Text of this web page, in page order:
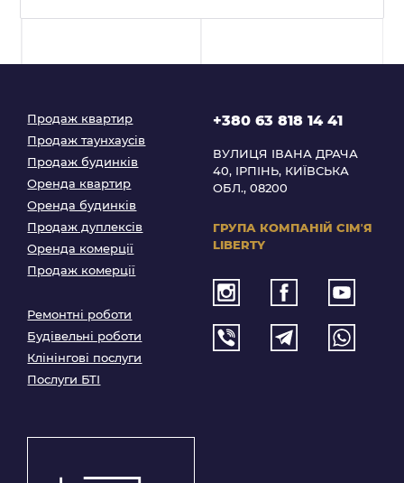
Продаж квартир
Продаж таунхаусів
Продаж будинків
Оренда квартир
Оренда будинків
Продаж дуплексів
Оренда комерції
Продаж комерції
Ремонтні роботи
Будівельні роботи
Клінінгові послуги
Послуги БТІ
+380 63 818 14 41
ВУЛИЦЯ ІВАНА ДРАЧА
40, ІРПІНЬ, КИЇВСЬКА
ОБЛ., 08200
ГРУПА КОМПАНІЙ СІМʼЯ
LIBERTY